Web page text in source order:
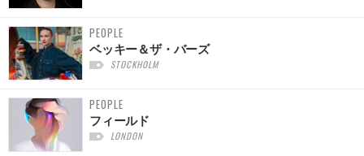
PEOPLE
ベッキー＆ザ・バーズ
STOCKHOLM
PEOPLE
フィールド
LONDON